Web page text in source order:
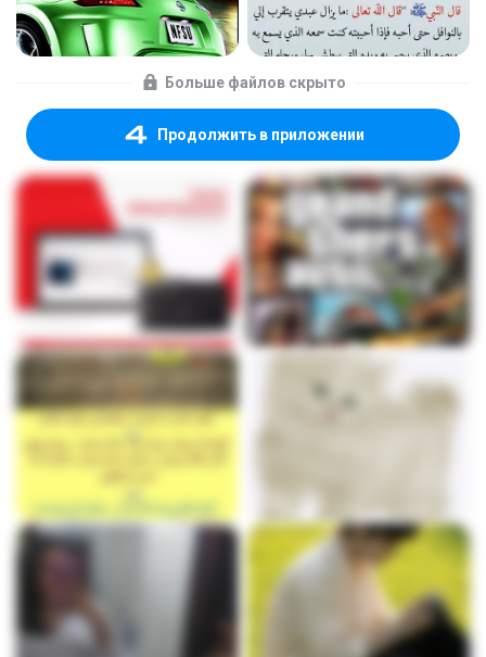
Больше файлов скрыто
Продолжить в приложении